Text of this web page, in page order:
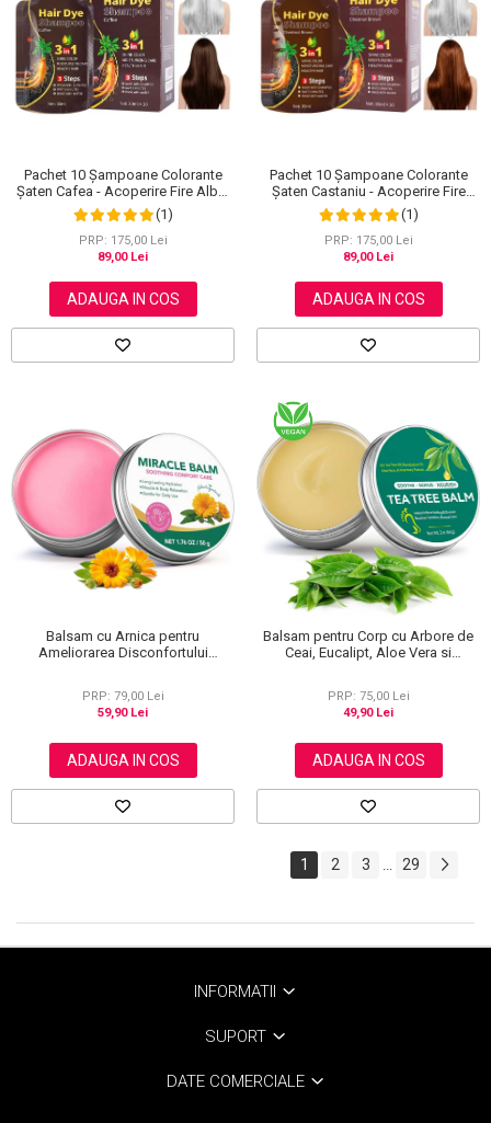
Pachet 10 Șampoane Colorante
Șaten Cafea - Acoperire Fire Albe,
10x30ml (1)
PRP: 175,00 Lei
89,00 Lei
ADAUGA IN COS
Pachet 10 Șampoane Colorante
Șaten Castaniu - Acoperire Fire
Albe, 10x30ml(1)
PRP: 175,00 Lei
89,00 Lei
ADAUGA IN COS
Balsam cu Arnica pentru
Ameliorarea Disconfortului
PRP: 79,00 Lei
59,90 Lei
ADAUGA IN COS
Balsam pentru Corp cu Arbore de
Ceai, Eucalipt, Aloe Vera si
PRP: 75,00 Lei
49,90 Lei
ADAUGA IN COS
1 2 3 ... 29
INFORMATII
SUPORT
DATE COMERCIALE